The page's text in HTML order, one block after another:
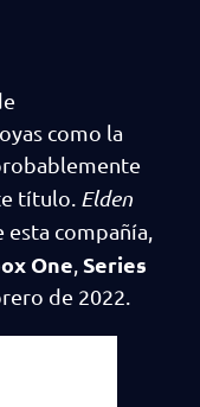
como la
título. Elden
compañía,
One Series
de 2022.